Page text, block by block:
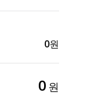
0원
0 원